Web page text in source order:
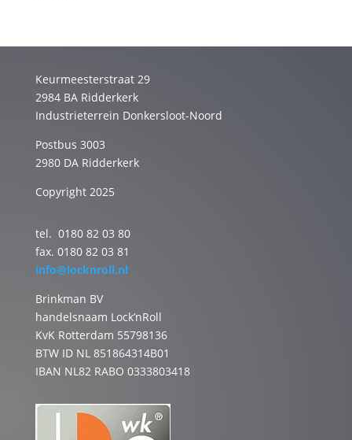
Keurmeesterstraat 29
2984 BA Ridderkerk
Industrieterrein Donkersloot-Noord
Postbus 3003
2980 DA Ridderkerk
Copyright 2025
tel. 0180 82 03 80
fax. 0180 82 03 81
info@locknroll.nl
Brinkman BV
handelsnaam Lock’nRoll
KvK Rotterdam 55798136
BTW ID NL 851864314B01
IBAN NL82 RABO 0333803418